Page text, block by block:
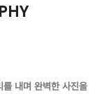
내며 완벽한 사진을